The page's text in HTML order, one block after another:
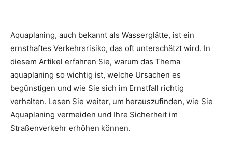
Aquaplaning, auch bekannt als Wasserglätte, ist ein
ernsthaftes Verkehrsrisiko, das oft unterschätzt wird. In
diesem Artikel erfahren Sie, warum das Thema
aquaplaning so wichtig ist, welche Ursachen es
begünstigen und wie Sie sich im Ernstfall richtig
verhalten. Lesen Sie weiter, um herauszufinden, wie Sie
Aquaplaning vermeiden und Ihre Sicherheit im
Straßenverkehr erhöhen können.